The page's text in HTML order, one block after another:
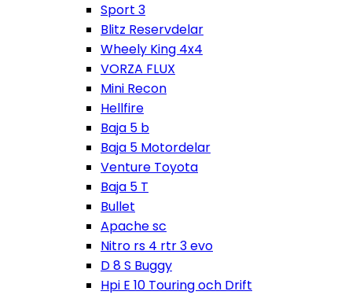
Sport 3
Blitz Reservdelar
Wheely King 4x4
VORZA FLUX
Mini Recon
Hellfire
Baja 5 b
Baja 5 Motordelar
Venture Toyota
Baja 5 T
Bullet
Apache sc
Nitro rs 4 rtr 3 evo
D 8 S Buggy
Hpi E 10 Touring och Drift